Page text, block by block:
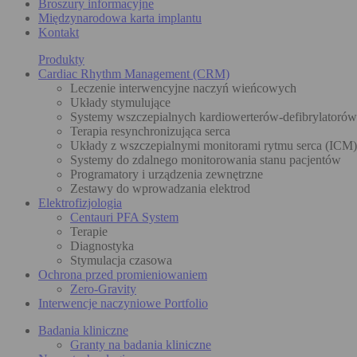
Broszury informacyjne
Międzynarodowa karta implantu
Kontakt
Produkty
Cardiac Rhythm Management (CRM)
Leczenie interwencyjne naczyń wieńcowych
Układy stymulujące
Systemy wszczepialnych kardiowerterów-
Terapia resynchronizująca serca
Układy z wszczepialnymi monitorami rytmu serca (ICM)
Systemy do zdalnego monitorowania stanu pacjentów
Programatory i urządzenia zewnętrzne
Zestawy do wprowadzania elektrod
Elektrofizjologia
Centauri PFA System
Terapie
Diagnostyka
Stymulacja czasowa
Ochrona przed promieniowaniem
Zero-Gravity
Interwencje naczyniowe Portfolio
Badania kliniczne
Granty na badania kliniczne